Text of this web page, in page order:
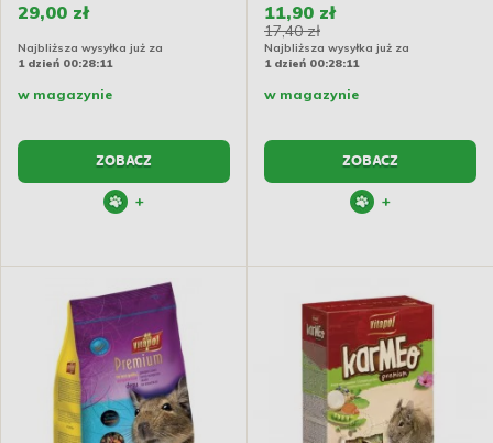
29,00 zł
Najbliższa wysyłka już za
1 dzień 00:28:10
w magazynie
ZOBACZ
+
11,90 zł
Najbliższa wysyłka już za
1 dzień 00:28:10
17,40 zł
w magazynie
ZOBACZ
+